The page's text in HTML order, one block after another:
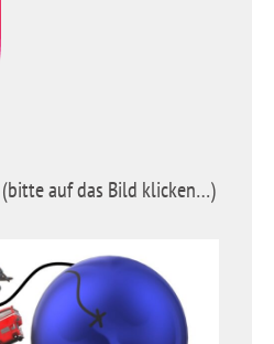
auf das Bild klicken…)